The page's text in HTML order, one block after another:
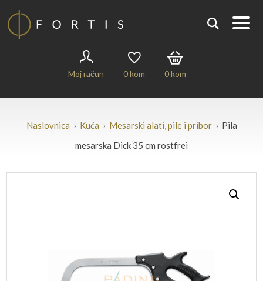
Moj račun 0kom 0kom
Naslovnica › Kuća › Mesarski alati, pile i pribor› Pila
mesarska Dick 35 cm rostfrei